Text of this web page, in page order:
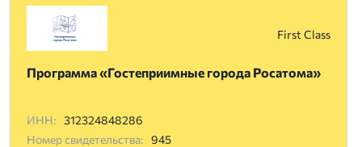
First Class
Программа «Гостеприимные города Росатома»
ИНН: 312324848286
Номер свидетельства: 945